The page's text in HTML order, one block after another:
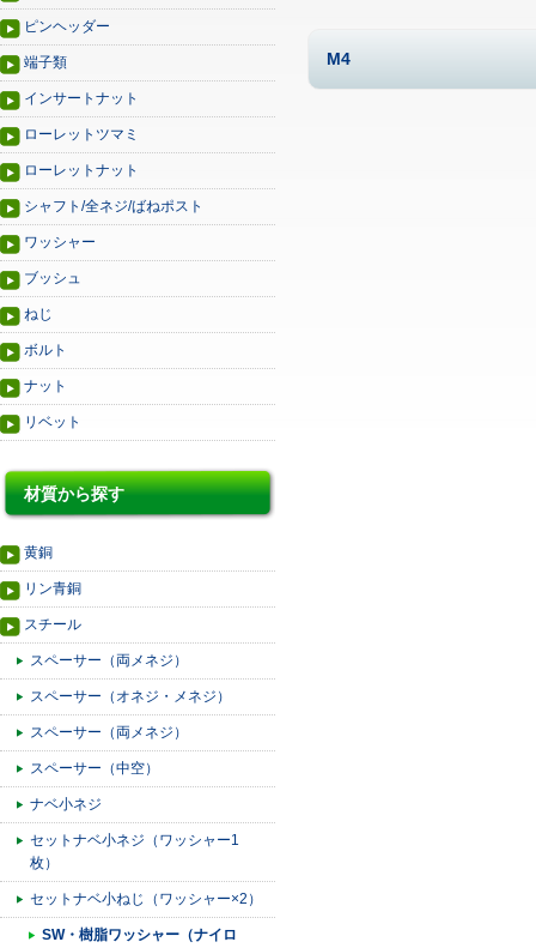
ピンヘッダー
端子類
インサートナット
ローレットツマミ
ローレットナット
シャフト/全ネジ/ばねポスト
ワッシャー
ブッシュ
ねじ
ボルト
ナット
リベット
材質から探す
黄銅
リン青銅
スチール
スペーサー（両メネジ）
スペーサー（オネジ・メネジ）
スペーサー（両メネジ）
スペーサー（中空）
ナベ小ネジ
セットナベ小ネジ（ワッシャー1
枚）
セットナベ小ねじ（ワッシャー×2）
SW・樹脂ワッシャー（ナイロ
M4